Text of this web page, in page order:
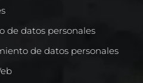
de datos personales
de datos personales